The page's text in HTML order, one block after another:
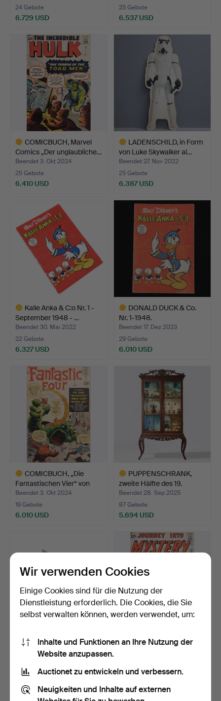
24 Gebote
6.729 USD
Objekt
25 Gebote
6.537 USD
COMICBUCH, Marvel
Comics „Der unglaubliche…
Beendet 3. Okt 2024
25 Gebote
6.410 USD
LADENSCHILD, in Form
von Luke Skywalker al…
Beendet 27. Nov 2022
25 Gebote
6.387 USD
Kalle Anka & C:o Nr. 1 -
September 1948 - …
Beendet 30. Mai 2022
22 Gebote
6.327 USD
Objekt
DONALD DUCK & Co.
Nr. 1-1948.
Beendet 17. Dez 2023
29 Gebote
6.010 USD
COMICBUCH, „Die
Fantastischen Vier“ von
Ma…
Beendet 3. Okt 2024
19 Gebote
6.010 USD
PUPPENSCHRANK,
zweite Hälfte des 19.
Jahrh…
Beendet 28. Sep 2025
87 Gebote
5.694 USD
Objekt
BING ARBEITET VOR.
OCEAN LINER 1924-1933,
Beendet 5. Dez 2025
52 Gebote
Ausgewähltes
COMICBUCH, Marvel
Comics „Reise ins Myster…
34 Gebote
Ausgewähltes
Wir verwenden Cookies
Einige Cookies sind für die Nutzung der
Dienstleistung erforderlich. Die Cookies, die Sie
selbst verwalten können, werden verwendet, um:
Inhalte und Funktionen an Ihre Nutzung der
Website anzupassen.
Auctionet zu entwickeln und verbessern.
Neuigkeiten und Inhalte auf externen